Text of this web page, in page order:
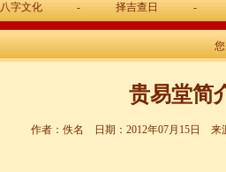
八字文化 - 择吉查日 -
贵易堂简
作者：佚名 日期：2012年07月15日 来